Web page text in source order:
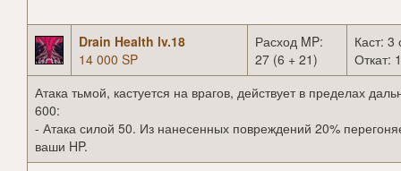
Drain Health lv.18
14 000 SP
Расход MP:
27 (6 + 21)
Каст: 3
Откат:
Атака тьмой, кастуется на врагов, действует в пределах
600:
- Атака силой 50. Из нанесенных повреждений 20%
ваши HP.